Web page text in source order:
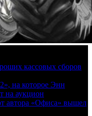
кассовых сборов
на которое Энн
на аукцион
автора «Офиса» вышел